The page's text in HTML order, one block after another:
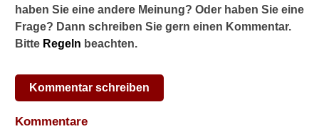
haben Sie eine andere Meinung? Oder haben Sie eine
Frage? Dann schreiben Sie gern einen Kommentar.
Bitte Regeln beachten.
Kommentar schreiben
Kommentare
e
p
i
a
d
e